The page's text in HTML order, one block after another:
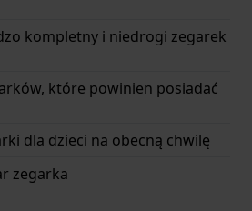
kompletny i niedrogi zegarek
które powinien posiadać
dla dzieci na obecną chwilę
zegarka